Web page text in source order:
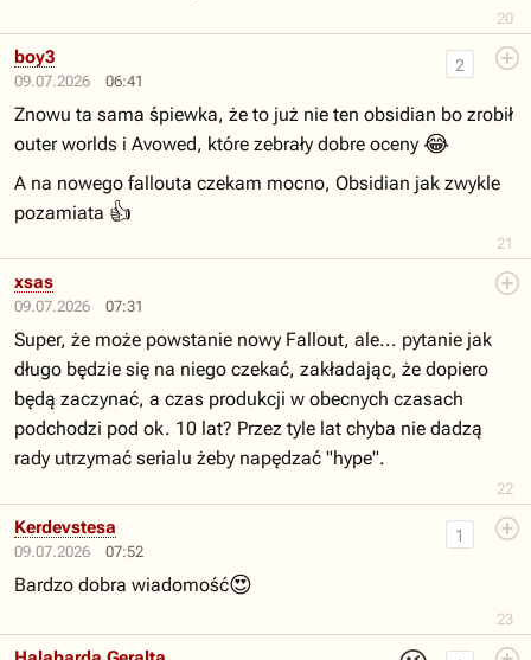
20
09.07.2026 06:41
21
2
boy3
Znowu ta sama śpiewka, że to już nie ten obsidian bo zrobił
outer worlds i Avowed, które zebrały dobre oceny 😂
A na nowego fallouta czekam mocno, Obsidian jak zwykle
pozamiata 👍
09.07.2026 07:31
22
xsas
Super, że może powstanie nowy Fallout, ale... pytanie jak
długo będzie się na niego czekać, zakładając, że dopiero
będą zaczynać, a czas produkcji w obecnych czasach
podchodzi pod ok. 10 lat? Przez tyle lat chyba nie dadzą
rady utrzymać serialu żeby napędzać "hype".
09.07.2026 07:52
23
1
Kerdevstesa
Bardzo dobra wiadomość😍